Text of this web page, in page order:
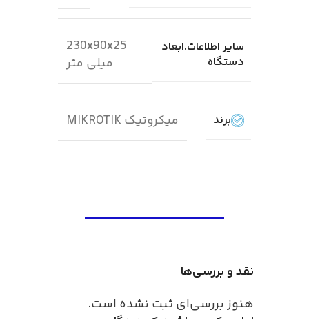
سایر اطلاعات.ابعاد
دستگاه
230x90x25
میلی متر
برند میکروتیک MIKROTIK
نقد و بررسی‌ها
هنوز بررسی‌ای ثبت نشده است.